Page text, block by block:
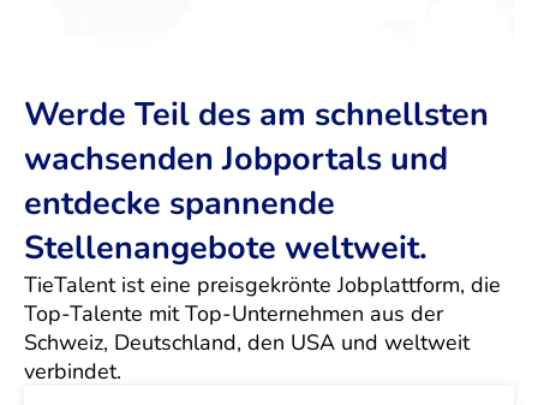
Werde Teil des am schnellsten
wachsenden Jobportals und
entdecke spannende
Stellenangebote weltweit.
TieTalent ist eine preisgekrönte Jobplattform, die
Top-Talente mit Top-Unternehmen aus der
Schweiz, Deutschland, den USA und weltweit
verbindet.